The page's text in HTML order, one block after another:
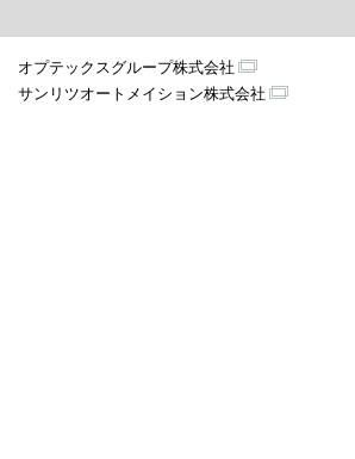
オプテックスグループ株式会社
サンリツオートメイション株式会社